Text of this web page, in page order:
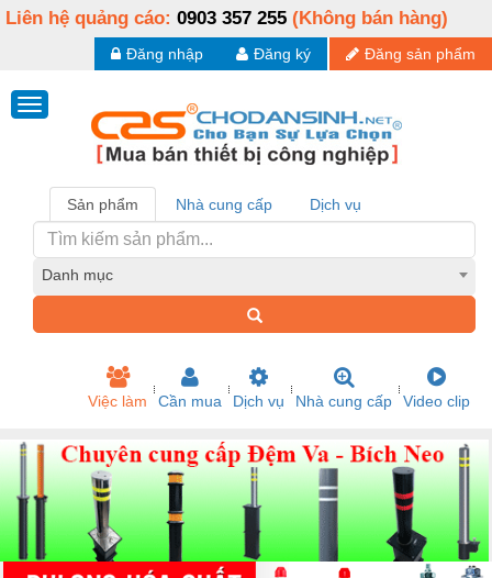
Liên hệ quảng cáo: 0903 357 255 (Không bán hàng)
Đăng sản phẩm
Đăng ký
Đăng nhập
Sản phẩm Nhà cung cấp Dịch vụ
Danh mục
Việc làm Cần mua Dịch vụ Nhà cung cấp Video clip